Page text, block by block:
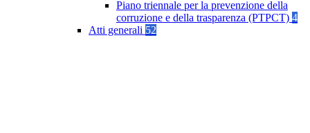
Piano triennale per la prevenzione della
corruzione e della trasparenza (PTPCT) 4
Atti generali 52